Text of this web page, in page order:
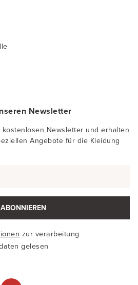
Newsletter
Newsletter und erhalten
Angebote für die Kleidung
ABONNIEREN
zur verarbeitung
gelesen